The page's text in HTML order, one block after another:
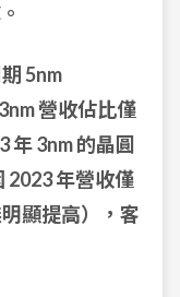
5nm
營收佔比僅
年 3nm 的晶圓
2023 年營收僅
顯提高），客